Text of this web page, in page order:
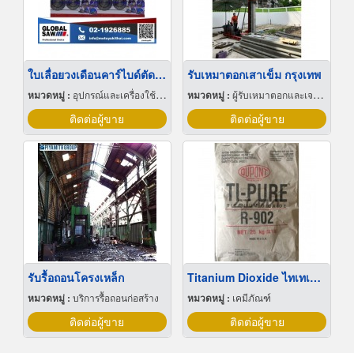
ใบเลื่อยวงเดือนคาร์ไบด์ตัดโลหะ
หมวดหมู่ : อุปกรณ์และเครื่องใช้สำหรับโรงเลื่อย
ติดต่อผู้ขาย
รับเหมาตอกเสาเข็ม กรุงเทพ
หมวดหมู่ : ผู้รับเหมาตอกและเจาะเสาเข็ม
ติดต่อผู้ขาย
รับรื้อถอนโครงเหล็ก
หมวดหมู่ : บริการรื้อถอนก่อสร้าง
ติดต่อผู้ขาย
Titanium Dioxide ไทเทเนียมไดออกไซด์
หมวดหมู่ : เคมีภัณฑ์
ติดต่อผู้ขาย